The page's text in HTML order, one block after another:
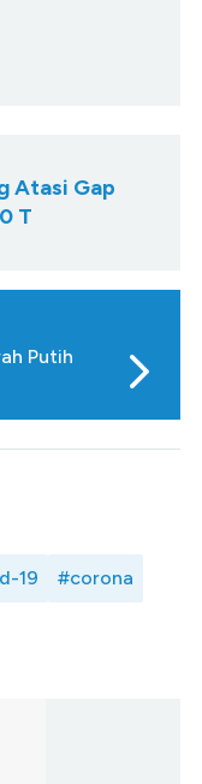
Atasi Gap
T
Putih
19 #corona